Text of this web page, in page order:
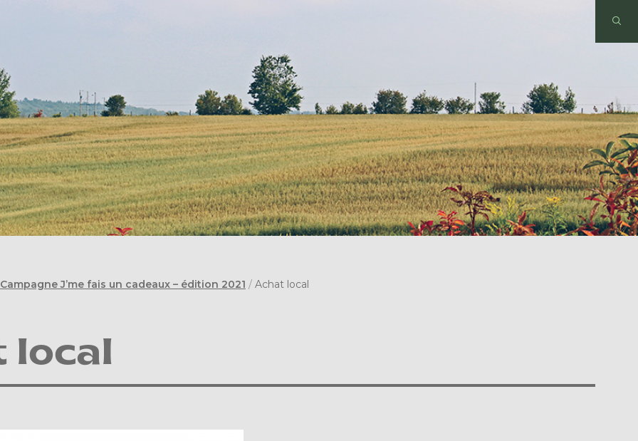
J’me fais un cadeaux – édition 2021 / Achat local
local